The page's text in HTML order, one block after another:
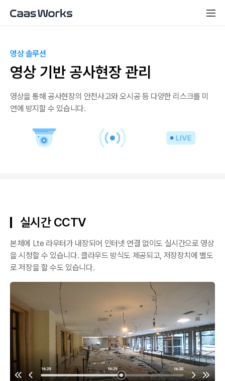
영상 솔루션
영상 기반 공사현장 관리
영상을 통해 공사현장의 안전사고와 오시공 등 다양한 리스크를 미
연에 방지할 수 있습니다.
실시간 CCTV
본체에 Lte 라우터가 내장되어 인터넷 연결 없이도 실시간으로 영상
을 시청할 수 있습니다. 클라우드 방식도 제공되고, 저장장치에 별도
로 저장을 할 수도 있습니다.